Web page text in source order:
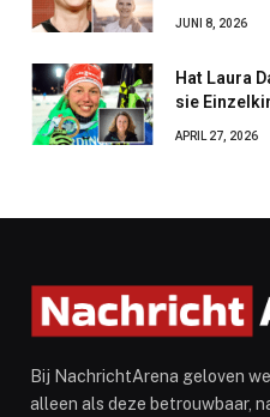
JUNI 8, 2026
Hat Laura
sie
APRIL 27, 2026
Bij NachrichtArena geloven
alleen als deze betrouwbaar,